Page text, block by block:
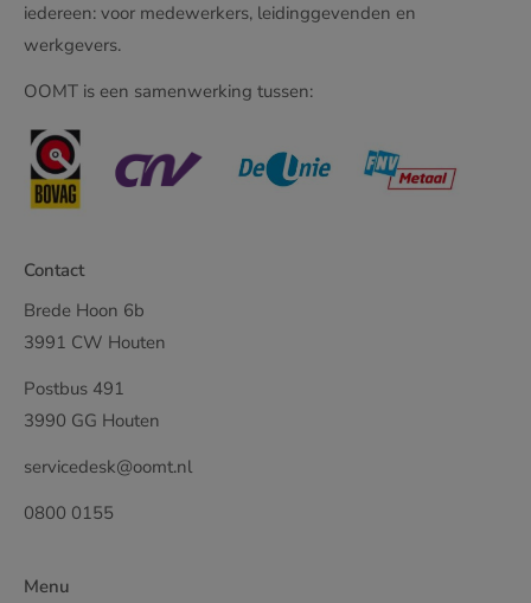
iedereen: voor medewerkers, leidinggevenden en
werkgevers.
OOMT is een samenwerking tussen:
Contact
Brede Hoon 6b
3991 CW Houten
Postbus 491
3990 GG Houten
servicedesk@oomt.nl
0800 0155
Menu